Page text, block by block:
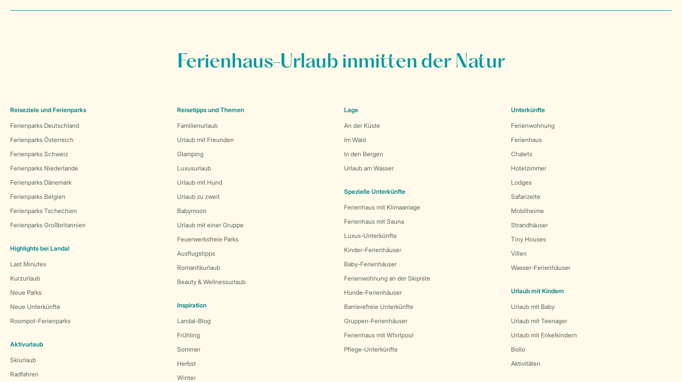
Ferienhaus-Urlaub inmitten der Natur
Reiseziele und Ferienparks
Ferienparks Deutschland
Ferienparks Österreich
Ferienparks Schweiz
Ferienparks Niederlande
Ferienparks Dänemark
Ferienparks Belgien
Ferienparks Tschechien
Ferienparks Großbritannien
Highlights bei Landal
Last Minutes
Kurzurlaub
Neue Parks
Neue Unterkünfte
Roompot-Ferienparks
Aktivurlaub
Skiurlaub
Radfahren
Reisetipps und Themen
Familienurlaub
Urlaub mit Freunden
Glamping
Luxusurlaub
Urlaub mit Hund
Urlaub zu zweit
Babymoon
Urlaub mit einer Gruppe
Feuerwerksfreie Parks
Ausflugstipps
Romantikurlaub
Beauty & Wellnessurlaub
Inspiration
Landal-Blog
Frühling
Sommer
Herbst
Winter
Lage
An der Küste
Im Wald
In den Bergen
Urlaub am Wasser
Spezielle Unterkünfte
Ferienhaus mit Klimaanlage
Ferienhaus mit Sauna
Luxus-Unterkünfte
Kinder-Ferienhäuser
Baby-Ferienhäuser
Ferienwohnung an der Skipiste
Hunde-Ferienhäuser
Barrierefreie Unterkünfte
Gruppen-Ferienhäuser
Ferienhaus mit Whirlpool
Pflege-Unterkünfte
Unterkünfte
Ferienwohnung
Ferienhaus
Chalets
Hotelzimmer
Lodges
Safarizelte
Mobilheime
Strandhäuser
Tiny Houses
Villen
Wasser-Ferienhäuser
Urlaub mit Kindern
Urlaub mit Baby
Urlaub mit Teenager
Urlaub mit Enkelkindern
Bollo
Aktivitäten